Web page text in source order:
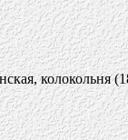
колокольня